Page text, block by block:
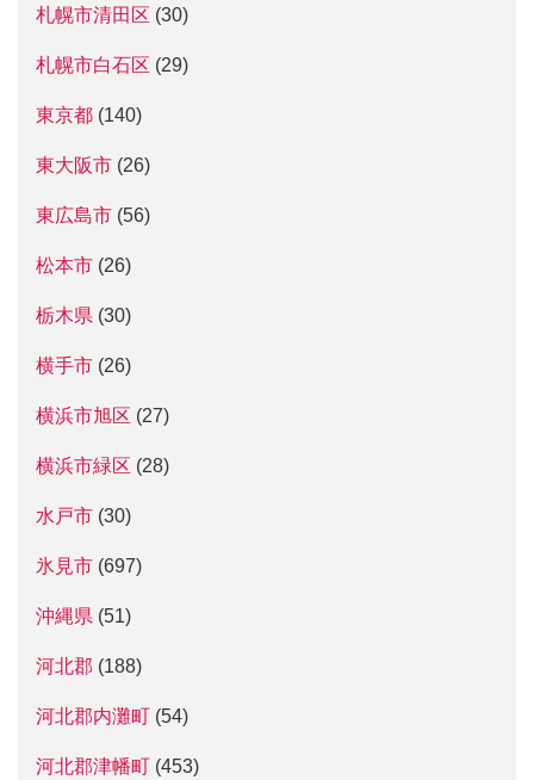
札幌市清田区 (30)
札幌市白石区 (29)
東京都 (140)
東大阪市 (26)
東広島市 (56)
松本市 (26)
栃木県 (30)
横手市 (26)
横浜市旭区 (27)
横浜市緑区 (28)
水戸市 (30)
氷見市 (697)
沖縄県 (51)
河北郡 (188)
河北郡内灘町 (54)
河北郡津幡町 (453)